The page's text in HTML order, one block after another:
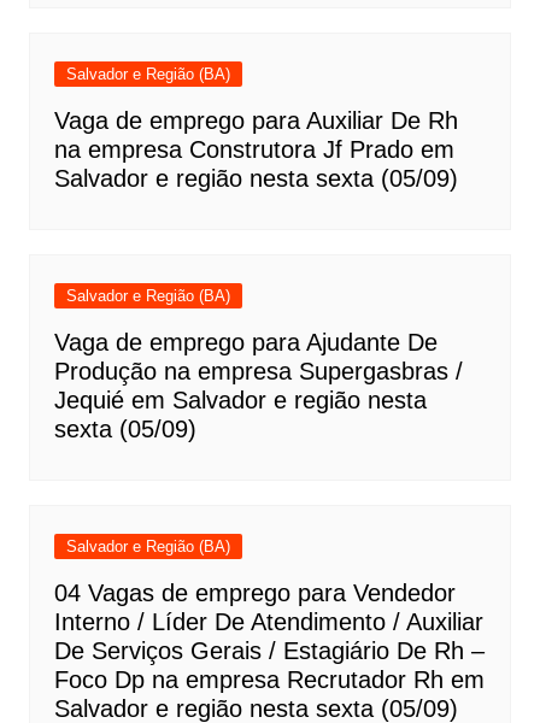
Salvador e Região (BA)
Vaga de emprego para Auxiliar De Rh
na empresa Construtora Jf Prado em
Salvador e região nesta sexta (05/09)
Salvador e Região (BA)
Vaga de emprego para Ajudante De
Produção na empresa Supergasbras /
Jequié em Salvador e região nesta
sexta (05/09)
Salvador e Região (BA)
04 Vagas de emprego para Vendedor
Interno / Líder De Atendimento / Auxiliar
De Serviços Gerais / Estagiário De Rh –
Foco Dp na empresa Recrutador Rh em
Salvador e região nesta sexta (05/09)